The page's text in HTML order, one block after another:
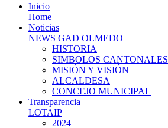
Inicio
Home
Noticias
NEWS GAD OLMEDO
HISTORIA
SIMBOLOS CANTONALES
MISIÓN Y VISIÓN
ALCALDESA
CONCEJO MUNICIPAL
Transparencia
LOTAIP
2024